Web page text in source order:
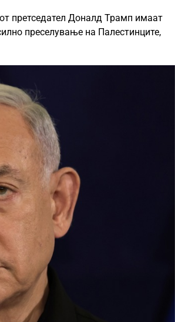
претседател Доналд Трамп имаат
преселување на Палестинците,